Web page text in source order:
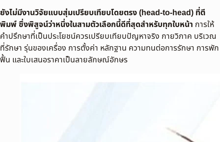
ยังไม่มีงานวิจัยแบบสุ่มเปรียบเทียบโดยตรง (head-to-head) ที่ตี
พิมพ์ ซึ่งพิสูจน์ว่าหนึ่งในสามตัวเลือกนี้ดีที่สุดสำหรับทุกใบหน้า การให้
คำปรึกษาที่เป็นประโยชน์ควรเปรียบเทียบปัญหาจริง กายวิภาค บริเวณ
ที่รักษา รุ่นของเครื่อง การตั้งค่า หลักฐาน ความทนต่อการรักษา การพัก
ฟื้น และใบเสนอราคาเป็นลายลักษณ์อักษร